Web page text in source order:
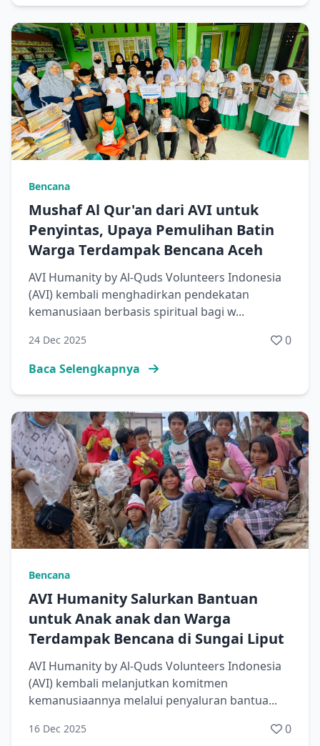
Bencana
Mushaf Al Qur'an dari AVI untuk
Penyintas, Upaya Pemulihan Batin
Warga Terdampak Bencana Aceh
AVI Humanity by Al-Quds Volunteers Indonesia
(AVI) kembali menghadirkan pendekatan
kemanusiaan berbasis spiritual bagi w...
24 Dec 2025
0
Baca Selengkapnya
Bencana
AVI Humanity Salurkan Bantuan
untuk Anak anak dan Warga
Terdampak Bencana di Sungai Liput
AVI Humanity by Al-Quds Volunteers Indonesia
(AVI) kembali melanjutkan komitmen
kemanusiaannya melalui penyaluran bantua...
16 Dec 2025
0